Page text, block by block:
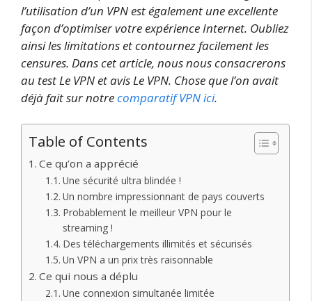
l’utilisation d’un VPN est également une excellente
façon d’optimiser votre expérience Internet. Oubliez
ainsi les limitations et contournez facilement les
censures. Dans cet article, nous nous consacrerons
au test Le VPN et avis Le VPN. Chose que l’on avait
déjà fait sur notrecomparatif VPN ici.
Table of Contents
Ce qu’on a apprécié
Une sécurité ultra blindée !
Un nombre impressionnant de pays couverts
Probablement le meilleur VPN pour le
streaming !
Des téléchargements illimités et sécurisés
Un VPN a un prix très raisonnable
Ce qui nous a déplu
Une connexion simultanée limitée